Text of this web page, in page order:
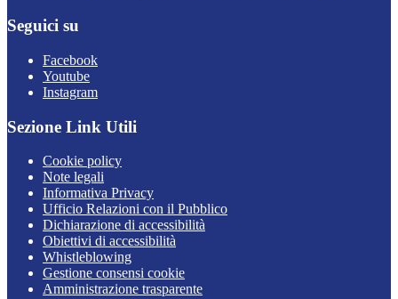
Seguici su
Facebook
Youtube
Instagram
Sezione Link Utili
Cookie policy
Note legali
Informativa Privacy
Ufficio Relazioni con il Pubblico
Dichiarazione di accessibilità
Obiettivi di accessibilità
Whistleblowing
Gestione consensi cookie
Amministrazione trasparente